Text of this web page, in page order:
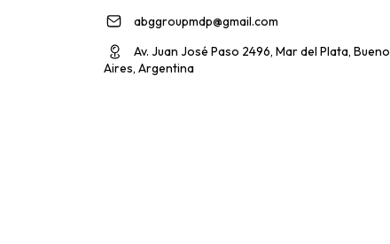
abggroupmdp@gmail.com
Av. Juan José Paso 2496, Mar del Plata,
Aires, Argentina